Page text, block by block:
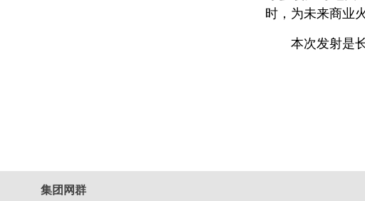
时，为未来商业
本次发射是
集团网群